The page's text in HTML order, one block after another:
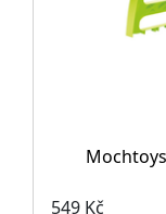
549 Kč